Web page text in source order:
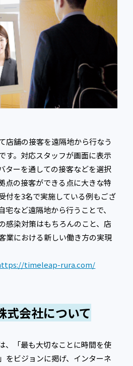
店舗の接客を遠隔地から行なう
す。対応スタッフが画面に表示
ターを通しての接客などを選択
点の接客ができる点に大きな特
付を3名で実施している例もござ
宅など遠隔地から行うことで、
感染対策はもちろんのこと、店
業における新しい働き方の実現
timeleap-rura.com/
式会社について
、「最も大切なことに時間を使
をビジョンに掲げ、インターネ